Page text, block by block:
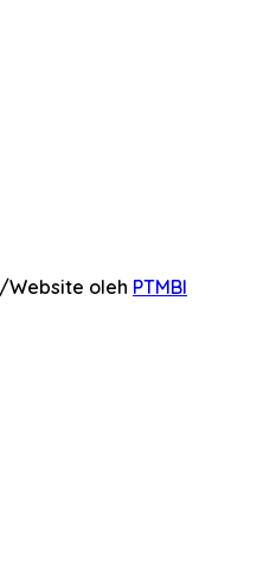
/Website oleh PTMBI